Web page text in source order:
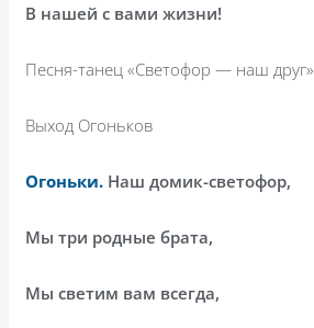
В нашей с вами жизни!
Песня-танец «Светофор — наш друг»
Выход Огоньков
Огоньки. Наш домик-светофор,
Мы три родные брата,
Мы светим вам всегда,